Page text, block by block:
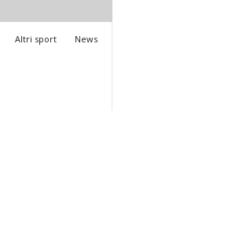
Altri sport News